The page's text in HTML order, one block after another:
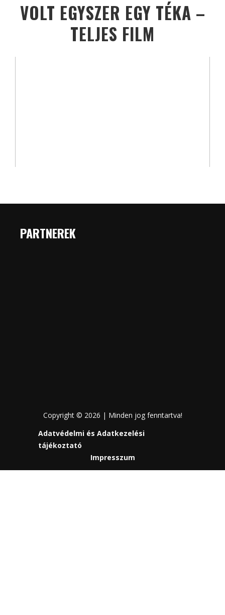
VOLT EGYSZER EGY TÉKA –
TELJES FILM
PARTNEREK
Copyright © 2026 | Minden jog fenntartva!
Adatvédelmi és Adatkezelési
tájékoztató
Impresszum